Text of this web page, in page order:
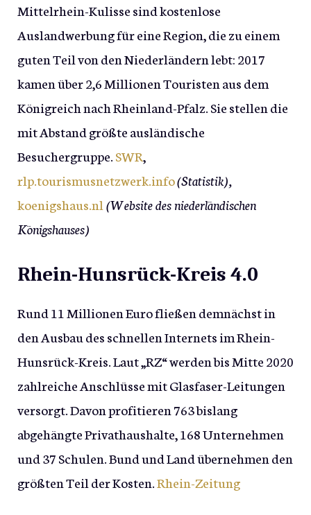
Mittelrhein-Kulisse sind kostenlose
Auslandwerbung für eine Region, die zu einem
guten Teil von den Niederländern lebt: 2017
kamen über 2,6 Millionen Touristen aus dem
Königreich nach Rheinland-Pfalz. Sie stellen die
mit Abstand größte ausländische
Besuchergruppe.SWR,
rlp.tourismusnetzwerk.info(Statistik),
koenigshaus.nl (Website des niederländischen
Königshauses)
Rhein-Hunsrück-Kreis 4.0
Rund 11 Millionen Euro fließen demnächst in
den Ausbau des schnellen Internets im Rhein-
Hunsrück-Kreis. Laut „RZ“ werden bis Mitte 2020
zahlreiche Anschlüsse mit Glasfaser-Leitungen
versorgt. Davon profitieren 763 bislang
abgehängte Privathaushalte, 168 Unternehmen
und 37 Schulen. Bund und Land übernehmen den
größten Teil der Kosten.Rhein-Zeitung